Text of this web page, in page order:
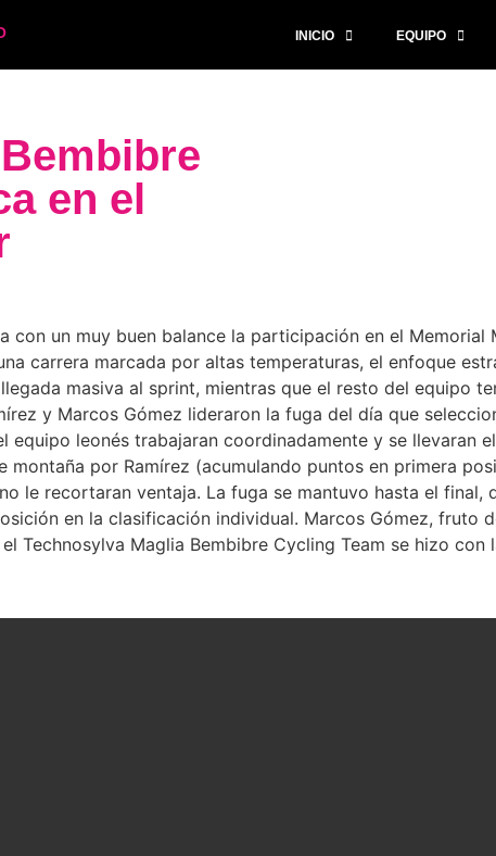
INICIO EQUIPO
en el
con un muy buen balance la participación en el
carrera marcada por altas temperaturas, el enfoque
masiva al sprint, mientras que el resto del equipo
y Marcos Gómez lideraron la fuga del día que
leonés trabajaran coordinadamente y se llevaran
montaña por Ramírez (acumulando puntos en primera
le recortaran ventaja. La fuga se mantuvo hasta el final,
en la clasificación individual. Marcos Gómez, fruto
Technosylva Maglia Bembibre Cycling Team se hizo con